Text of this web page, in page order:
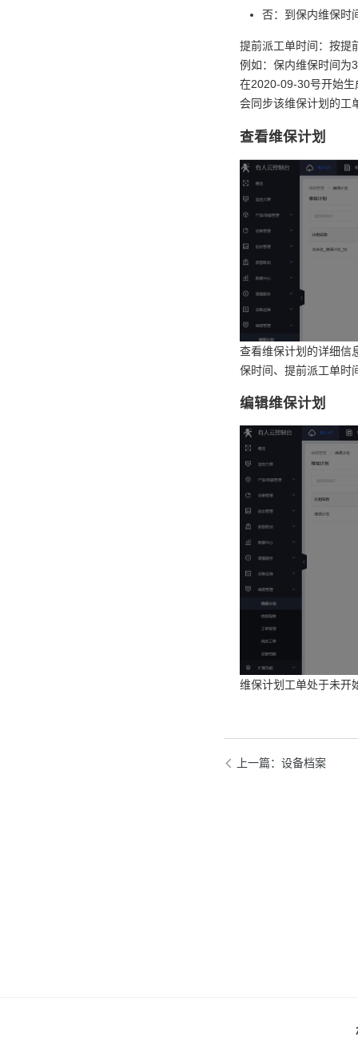
否：到保内维保时
提前派工单时间：按提
例如：保内维保时间为
在2020-09-30号开始生
会同步该维保计划的工
查看维保计划
查看维保计划的详细信
保时间、提前派工单时
编辑维保计划
维保计划工单处于未开
上一篇：设备档案